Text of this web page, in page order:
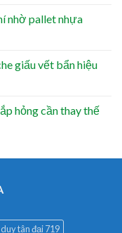
nhờ pallet nhựa
giấu vết bẩn hiệu
hỏng cần thay thế
tân đại 719